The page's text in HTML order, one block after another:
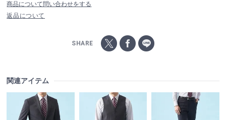
商品について問い合わせをする
返品について
SHARE
関連アイテム